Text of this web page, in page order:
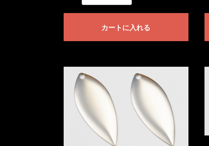
カートに入れる